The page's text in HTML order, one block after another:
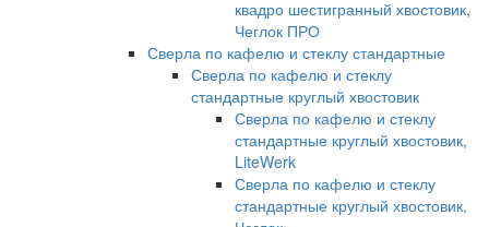
квадро шестигранный хвостовик,
Чеглок ПРО
Сверла по кафелю и стеклу стандартные
Сверла по кафелю и стеклу
стандартные круглый хвостовик
Сверла по кафелю и стеклу
стандартные круглый хвостовик,
LiteWerk
Сверла по кафелю и стеклу
стандартные круглый хвостовик,